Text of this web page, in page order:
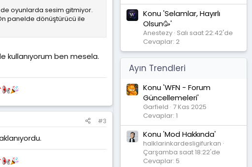
de oyunlarda sesim gitmiyor.
panelde dönüştürücü ile
kullanıyorum ben mesela.
#3
Konu 'Selamlar, Hayırlı
Olsun🥳'
Anestezy Salı saat 22:42'de
Cevaplar: 2
Ayın Trendleri
Konu 'WFN - Forum
Güncellemeleri'
Garfield 7 Kas 2025
Cevaplar: 1
Konu 'Mod Hakkında'
halklarinkardesligifurkan
Çarşamba saat 18:22'de
Cevaplar: 5